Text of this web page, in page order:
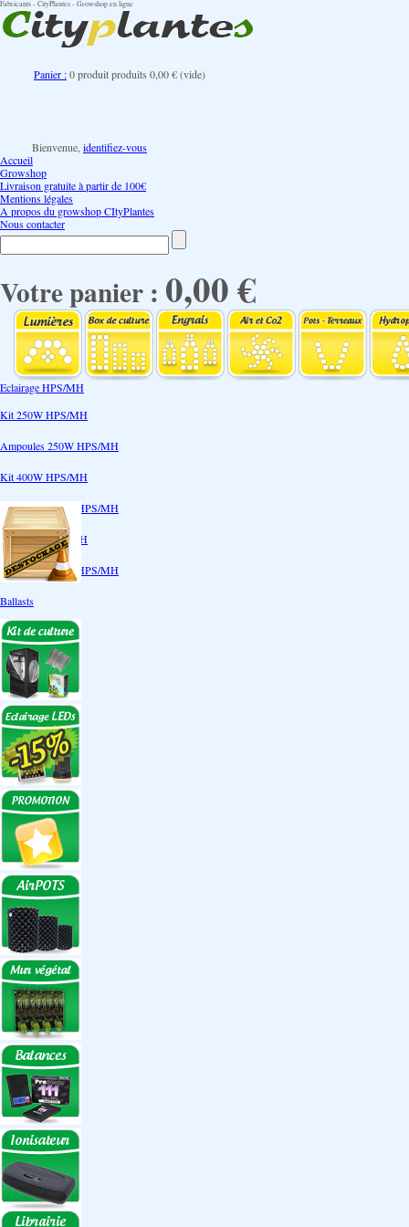
Fabricants - CityPlantes - Growshop en ligne
Panier :0produitproduits 0,00 €(vide)
Bienvenue, identifiez-vous
Accueil
Growshop
Livraison gratuite à partir de 100€
Mentions légales
A propos du growshop CItyPlantes
Nous contacter
Votre panier : 0,00 €
Eclairage HPS/MH
Kit 250W HPS/MH
Ampoules 250W HPS/MH
Kit 400W HPS/MH
Ampoules 400W HPS/MH
Kit 600W HPS/MH
Ampoules 600W HPS/MH
Ballasts
Réflecteurs
CoolTube
Accessoires
Eclairages LEDs
Eclairages ECO
Kits ECO
Ampoules ECO
Réflecteurs ECO
Réflecteurs
Accessoires
Box Discount
Box par marque
Hortibox
Homebox
Dark Room II
GrowLab
Box par taille
Box 40 cm
Box 60 cm
Box 80-90 cm
Box 120 cm